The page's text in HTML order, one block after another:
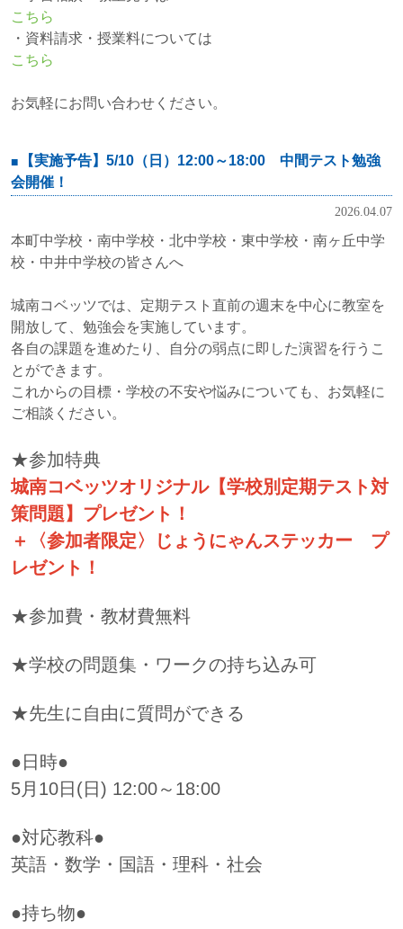
こちら
・資料請求・授業料については
こちら
お気軽にお問い合わせください。
【実施予告】5/10（日）12:00～18:00 中間テスト勉強
会開催！
2026.04.07
本町中学校・南中学校・北中学校・東中学校・南ヶ丘中学
校・中井中学校の皆さんへ
城南コベッツでは、定期テスト直前の週末を中心に教室を
開放して、勉強会を実施しています。
各自の課題を進めたり、自分の弱点に即した演習を行うこ
とができます。
これからの目標・学校の不安や悩みについても、お気軽に
ご相談ください。
★参加特典
城南コベッツオリジナル【学校別定期テスト対
策問題】プレゼント！
＋〈参加者限定〉じょうにゃんステッカー プ
レゼント！
★参加費・教材費無料
★学校の問題集・ワークの持ち込み可
★先生に自由に質問ができる
●日時●
5月10日(日) 12:00～18:00
●対応教科●
英語・数学・国語・理科・社会
●持ち物●